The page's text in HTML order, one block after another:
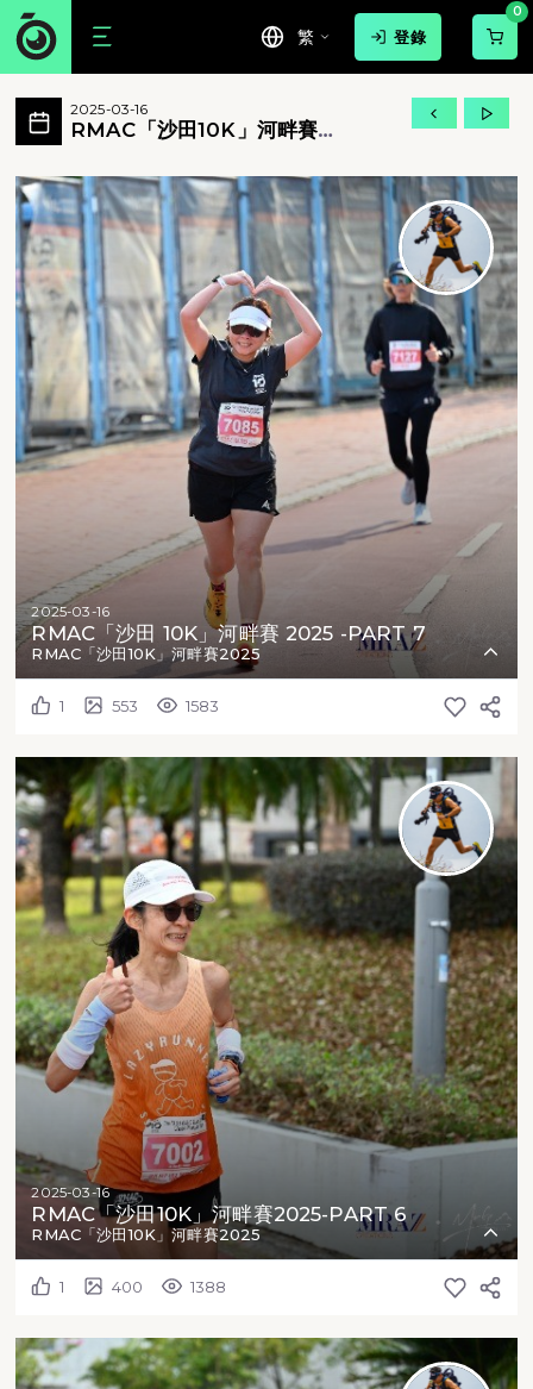
繁 登錄
0
RMAC「沙田10K」河畔賽2025 活
RMAC「沙田10K」河畔賽2025 所有相片
RMAC「沙田10K」河畔賽2025 - RMAC「沙田
2025-03-16
RMAC「沙田10K」河畔賽
2025-03-16
RMAC「沙田 10K」河畔賽 2025 -PART 7
RMAC「沙田10K」河畔賽2025
1 553 1583
2025-03-16
RMAC「沙田10K」河畔賽2025-PART 6
RMAC「沙田10K」河畔賽2025
1 400 1388